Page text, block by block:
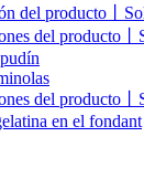
del producto丨
del producto丨
del producto
en el fondant